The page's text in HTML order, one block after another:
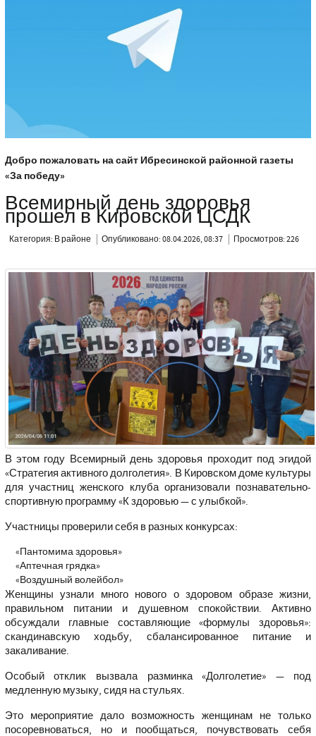
Добро пожаловать на сайт Ибресинской районной газеты
«За победу»
Всемирный день здоровья
прошел в Кировской ЦСДК
Категория: В районе Опубликовано: 08.04.2026, 08:37 Просмотров: 226
В этом году Всемирный день здоровья проходит под эгидой
«Стратегия активного долголетия». В Кировском доме культуры
для участниц женского клуба организовали познавательно-
спортивную программу «К здоровью — с улыбкой».
Участницы проверили себя в разных конкурсах:
«Пантомима здоровья»
«Аптечная грядка»
«Воздушный волейбол»
Женщины узнали много нового о здоровом образе жизни,
правильном питании и душевном спокойствии. Активно
обсуждали главные составляющие «формулы здоровья»:
скандинавскую ходьбу, сбалансированное питание и
закаливание.
Особый отклик вызвала разминка «Долголетие» — под
медленную музыку, сидя на стульях.
Это мероприятие дало возможность женщинам не только
посоревноваться, но и пообщаться, почувствовать себя